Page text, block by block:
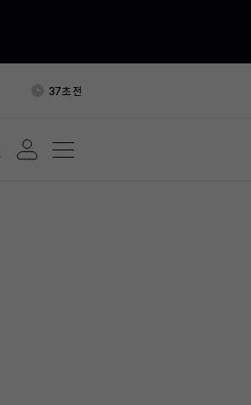
37초 전